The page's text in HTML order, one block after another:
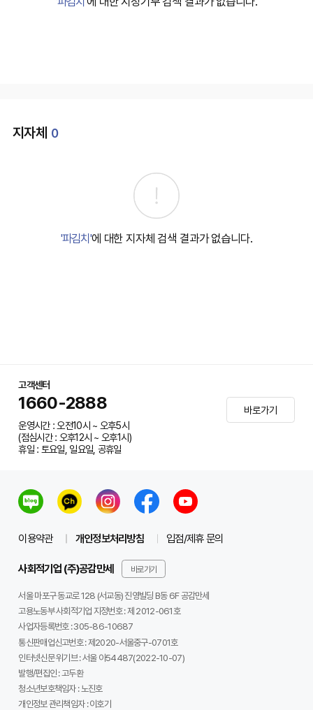
지자체 0
'파김치'에 대한 지자체 검색 결과가 없습니다.
고객센터
1660-2888
운영시간 : 오전10시 ~ 오후5시
(점심시간 : 오후12시 ~ 오후1시)
휴일 : 토요일, 일요일, 공휴일
바로가기
이용약관 개인정보처리방침 입점/제휴 문의
사회적기업 (주)공감만세 바로가기
서울 마포구 동교로 128 (서교동) 진영빌딩 B동 6F 공감만세
고용노동부 사회적기업 지정번호 : 제 2012-061호
사업자등록번호 :305-86-10687
통신판매업신고번호 :제2020-서울중구-0701호
인터넷신문 위기브 :서울 아54487(2022-10-07)
발행/편집인 :고두환
청소년보호책임자 :노진호
개인정보 관리책임자 :이호기